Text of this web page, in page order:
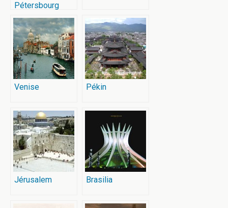
Pétersbourg
Venise Pékin
Jérusalem Brasilia